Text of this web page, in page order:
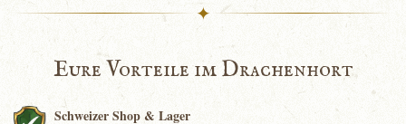
✦
Eure Vorteile im Drachenhort
Schweizer Shop & Lager